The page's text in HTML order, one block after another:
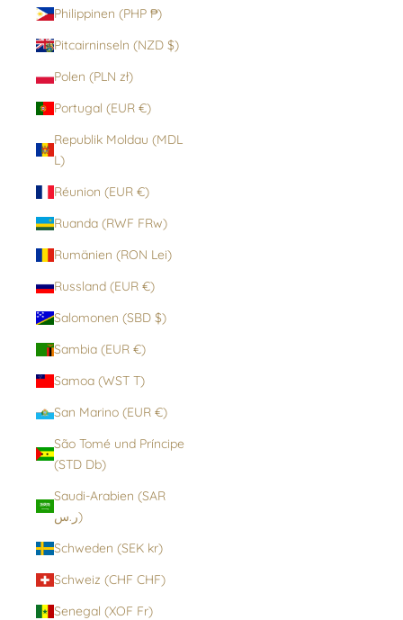
Philippinen (PHP ₱)
Pitcairninseln (NZD $)
Polen (PLN zł)
Portugal (EUR €)
Republik Moldau (MDL
L)
Réunion (EUR €)
Ruanda (RWF FRw)
Rumänien (RON Lei)
Russland (EUR €)
Salomonen (SBD $)
Sambia (EUR €)
Samoa (WST T)
San Marino (EUR €)
São Tomé und Príncipe
(STD Db)
Saudi-Arabien (SAR
ر.س)
Schweden (SEK kr)
Schweiz (CHF CHF)
Senegal (XOF Fr)